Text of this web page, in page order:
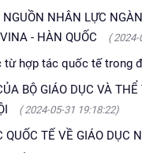
NHÂN LỰC
- HÀN QUỐC
(
từ hợp tác quốc tế trong
BỘ GIÁO DỤC VÀ
( 2024-05-31 19:18:22)
QUỐC TẾ VỀ GIÁO DỤC